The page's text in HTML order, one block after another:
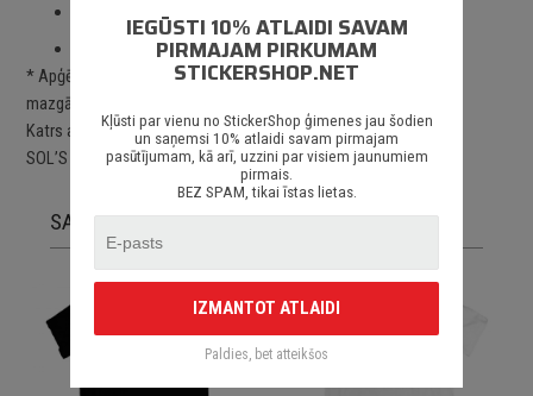
Kvalitatīva un profesionāla apdruka;
Piegāde Latvijā un citviet pasaulē.
* Apģērbu ilgstošai drukas noturībai jāievēro tam paredzētos
mazgāšanas, žāvēšanas un lietošanas nosacījumus.
Katrs apģērbs ir apdrukāts pēc pasūtījuma uz augstas kvalītātes
SOL’S apģērbiem.
SAISTĪTĀS PRECES
thumb_up
IEGŪSTI 10% ATLAIDI SAVAM
PIRMAJAM PIRKUMAM
STICKERSHOP.NET
Kļūsti par vienu no StickerShop ģimenes jau šodien
un saņemsi 10% atlaidi savam pirmajam
pasūtījumam, kā arī, uzzini par visiem jaunumiem
pirmais.
BEZ SPAM, tikai īstas lietas.
IZMANTOT ATLAIDI
Paldies, bet atteikšos